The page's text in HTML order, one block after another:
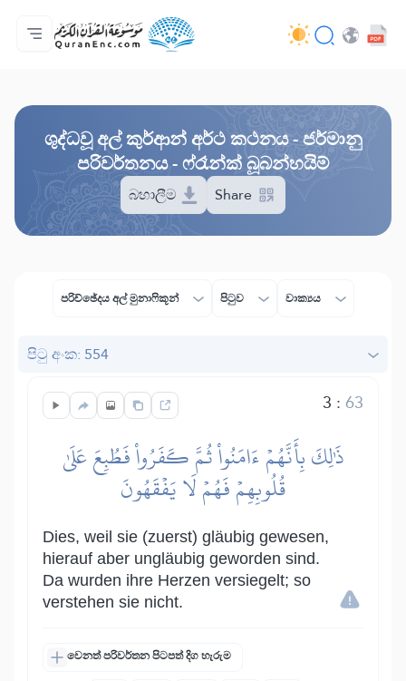
මුල් පිටුව
පරිවර්තන පටුන
Audio
සංවර්ධක සේවා - API
ව්‍යාපෘතිය ගැන
අප අමතන්න
භාෂාව
ශුද්ධවූ අල් කුර්ආන් අර්ථ කථනය - ජර්මානු
පරිවර්තනය - ෆ්රෑන්ක් බූබන්හයිම්
බහාලීම Share
පරිච්ඡේදය අල් මුනාෆිකූන් පිටුව වාක්‍යය
පිටු අංක: 554
3 :63
ذَٰلِكَ بِأَنَّهُمۡ ءَامَنُواْ ثُمَّ كَفَرُواْ فَطُبِعَ عَلَىٰ
قُلُوبِهِمۡ فَهُمۡ لَا يَفۡقَهُونَ
Dies, weil sie (zuerst) gläubig gewesen,
hierauf aber ungläubig geworden sind.
Da wurden ihre Herzen versiegelt; so
verstehen sie nicht.
වෙනත් පරිවර්තන පිටපත් දිග හැරුම